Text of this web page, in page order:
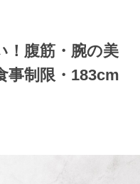
！腹筋・腕の美
事制限・183cm